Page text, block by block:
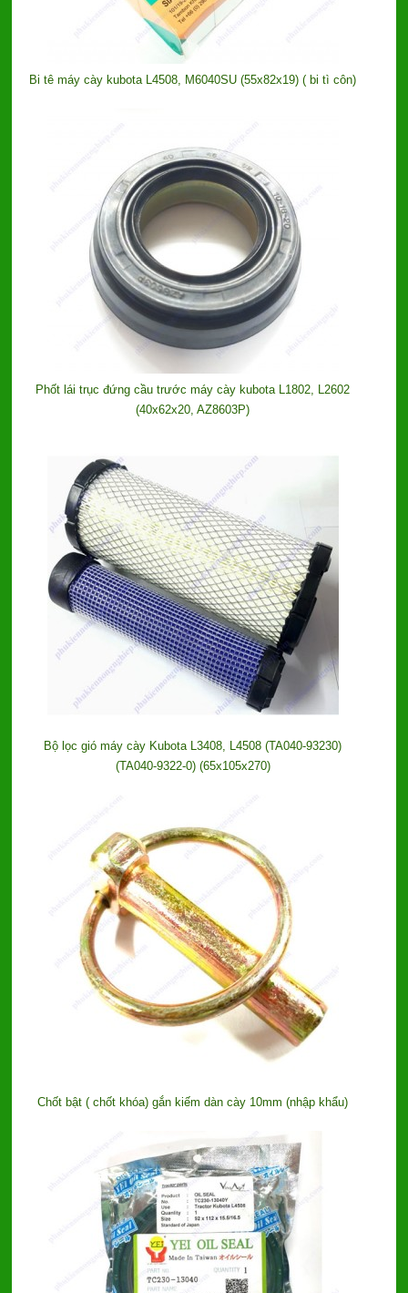
Bi tê máy cày kubota L4508, M6040SU (55x82x19) ( bi tì côn)
Phốt lái trục đứng cầu trước máy cày kubota L1802, L2602
(40x62x20, AZ8603P)
Bộ lọc gió máy cày Kubota L3408, L4508 (TA040-93230)
(TA040-9322-0) (65x105x270)
Chốt bật ( chốt khóa) gắn kiếm dàn cày 10mm (nhập khẩu)